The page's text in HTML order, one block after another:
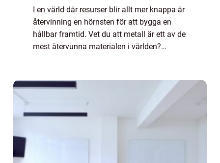
I en värld där resurser blir allt mer knappa är
återvinning en hörnsten för att bygga en
hållbar framtid. Vet du att metall är ett av de
mest återvunna materialen i världen?